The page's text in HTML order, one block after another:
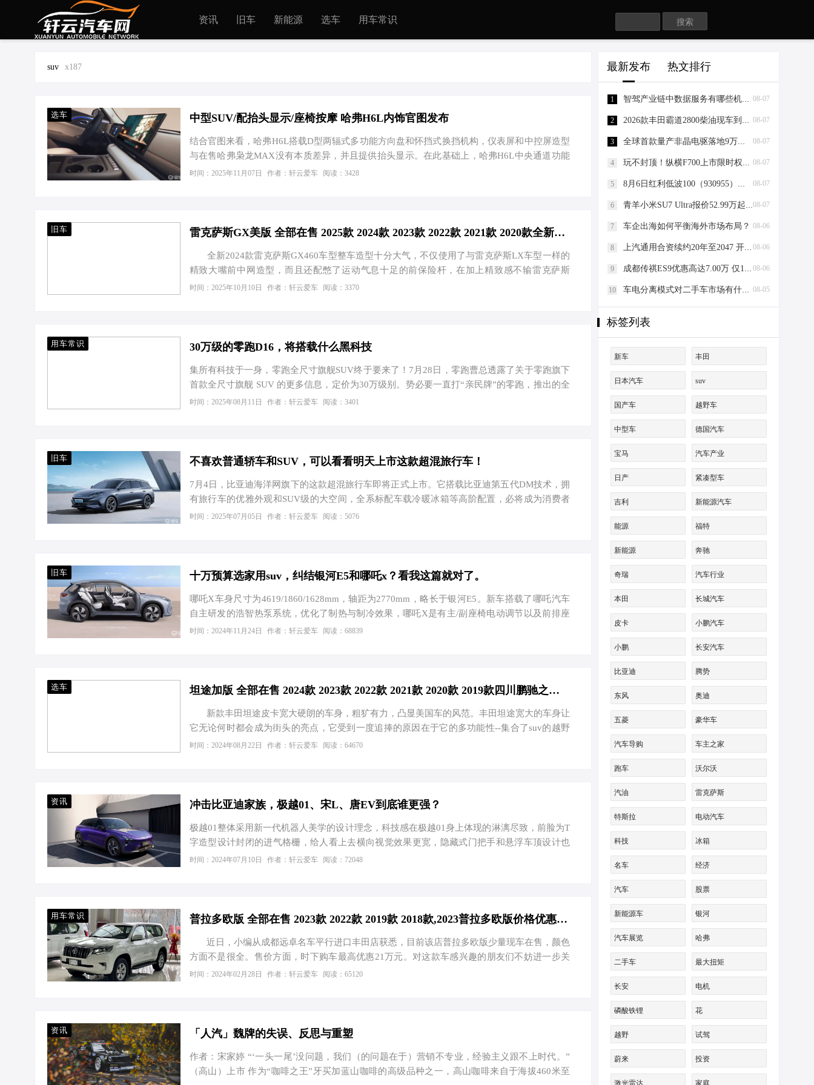
资讯 旧车 新能源 选车 用车常识
suv x187
选车 中型SUV/配抬头显示/座椅按摩 哈弗H6L内饰官图发布
结合官图来看，哈弗H6L搭载D型两辐式多功能方向盘和怀挡式换挡机构，仪表屏和中控屏造型
与在售哈弗枭龙MAX没有本质差异，并且提供抬头显示。在此基础上，哈弗H6L中央通道功能
区的设计排布颇为简洁，除了拥有手机无线充电装置和双杯架，前部位置还设置有少量实体按
光“HAVAL”字母标，不过前脸中间区域增设了细长的进气口。另外，哈弗H6L配套…
时间：2025年11月07日 作者：轩云爱车 阅读：3428
旧车 雷克萨斯GX美版 全部在售 2025款 2024款 2023款 2022款 2021款 2020款全新一代平行进口雷克萨斯GX美版实车行情报价
全新2024款雷克萨斯GX460车型整车造型十分大气，不仅使用了与雷克萨斯LX车型一样的
精致大嘴前中网造型，而且还配憋了运动气息十足的前保险杆，在加上精致感不输雷克萨斯
LS（配置|询价）的矩阵LED大灯组，可以说新款雷克萨斯GX460在外观的精致程度上还是相当
时间：2025年10月10日 作者：轩云爱车 阅读：3370
用车常识 30万级的零跑D16，将搭载什么黑科技
集所有科技于一身，零跑全尺寸旗舰SUV终于要来了！7月28日，零跑曹总透露了关于零跑旗下
首款全尺寸旗舰 SUV 的更多信息，定价为30万级别。势必要一直打“亲民牌”的零跑，推出的全
尺寸旗舰SUV依旧要定价30万级，那就说明这台车的重磅程度包括科技含金量将非同一般。 虽
或者动力尺寸同质化太严重，或是给不了消费者惊喜…
时间：2025年08月11日 作者：轩云爱车 阅读：3401
旧车 不喜欢普通轿车和SUV，可以看看明天上市这款超混旅行车！
7月4日，比亚迪海洋网旗下的这款超混旅行车即将正式上市。它搭载比亚迪第五代DM技术，拥
有旅行车的优雅外观和SUV级的大空间，全系标配车载冷暖冰箱等高阶配置，必将成为消费者
在轿车和SUV之外的一个全新选择。 海豹06DM-i旅行版采用海洋美学设计理念，前脸设计沿袭
宽奢通透大空间。后备箱容积达到了同…
时间：2025年07月05日 作者：轩云爱车 阅读：5076
旧车 十万预算选家用suv，纠结银河E5和哪吒x？看我这篇就对了。
哪吒X车身尺寸为4619/1860/1628mm，轴距为2770mm，略长于银河E5。新车搭载了哪吒汽车
自主研发的浩智热泵系统，优化了制热与制冷效果，哪吒X是有主/副座椅电动调节以及前排座
椅加热功能。 智能座舱呢，银河E5车内配备了15.4英寸的2.5K分辨率大屏和10.2英寸的全液晶
中控屏升级…
时间：2024年11月24日 作者：轩云爱车 阅读：68839
选车 坦途加版 全部在售 2024款 2023款 2022款 2021款 2020款 2019款四川鹏驰之星名车坦途加版价格最低49万起 欢迎上门试驾
新款丰田坦途皮卡宽大硬朗的车身，粗犷有力，凸显美国车的风范。丰田坦途宽大的车身让
它无论何时都会成为街头的亮点，它受到一度追捧的原因在于它的多功能性--集合了suv的越野
性能、卡车的载货能力、以及轿车的舒适性。 动力方面，新款丰田坦途皮卡具备两种形式
时间：2024年08月22日 作者：轩云爱车 阅读：64670
资讯 冲击比亚迪家族，极越01、宋L、唐EV到底谁更强？
极越01整体采用新一代机器人美学的设计理念，科技感在极越01身上体现的淋漓尽致，前脸为T
字造型设计封闭的进气格栅，给人看上去横向视觉效果更宽，隐藏式门把手和悬浮车顶设计也
让这车的颜值十分在线。比亚迪宋L也被称之为最美比亚迪，宋L跳出了传统比亚迪家族式语言
寸的超大中控屏幕。集液晶仪表，中控仪表台加副驾娱乐屏为一体，中控部…
时间：2024年07月10日 作者：轩云爱车 阅读：72048
用车常识 普拉多欧版 全部在售 2023款 2022款 2019款 2018款,2023普拉多欧版价格优惠21万 欢迎试乘试驾
近日，小编从成都远卓名车平行进口丰田店获悉，目前该店普拉多欧版少量现车在售，颜色
方面不是很全。售价方面，时下购车最高优惠21万元。对这款车感兴趣的朋友们不妨进一步关
注一下，具体价格请详见下表： 成都远卓名车 售全国 电话： 13458607605…
时间：2024年02月28日 作者：轩云爱车 阅读：65120
资讯 「人汽」魏牌的失误、反思与重塑
作者：宋家婷 “‘一头一尾’没问题，我们（的问题在于）营销不专业，经验主义跟不上时代。”
（高山）上市 作为“咖啡之王”牙买加蓝山咖啡的高级品种之一，高山咖啡来自于海拔460米至
最新发布 热文排行
08-07
1 智驾产业链中数据服务有哪些机会？
08-07
2 2026款丰田霸道2800柴油现车到店 颜色全
08-07
3 全球首款量产非晶电驱落地9万级家轿，2027款埃安RT正式上市
08-07
4 玩不封顶！纵横F700上市限时权益价29.99万元起，开启豪华越野皮卡新时代
08-07
5 8月6日红利低波100（930955）指数跌0.33%，成份股长安汽车（000625）领跌
08-07
6 青羊小米SU7 Ultra报价52.99万起 暂无优惠
08-06
7 车企出海如何平衡海外市场布局？
08-06
8 上汽通用合资续约20年至2047 开启中国智造全球化新篇章
08-06
9 成都传祺ES9优惠高达7.00万 仅15.98万可入手
08-05
10 车电分离模式对二手车市场有什么影响？
标签列表
新车 丰田
日本汽车 suv
国产车 越野车
中型车 德国汽车
宝马 汽车产业
日产 紧凑型车
吉利 新能源汽车
能源 福特
新能源 奔驰
奇瑞 汽车行业
本田 长城汽车
皮卡 小鹏汽车
小鹏 长安汽车
比亚迪 腾势
东风 奥迪
五菱 豪华车
汽车导购 车主之家
跑车 沃尔沃
汽油 雷克萨斯
特斯拉 电动汽车
科技 冰箱
名车 经济
汽车 股票
新能源车 银河
汽车展览 哈弗
二手车 最大扭矩
长安 电机
磷酸铁锂 花
越野 试驾
蔚来 投资
激光雷达 家庭